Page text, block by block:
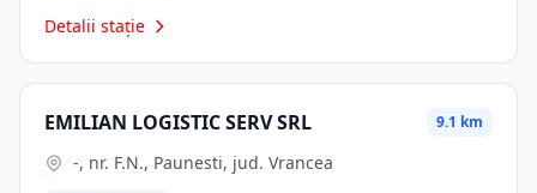
Detalii stație
EMILIAN LOGISTIC SERV SRL 9.1 km
-, nr. F.N., Paunesti, jud. Vrancea